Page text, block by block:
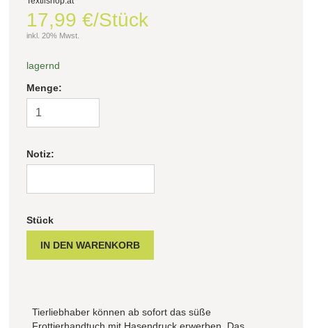
17,99 €/Stück
inkl. 20% Mwst.
lagernd
Menge:
Notiz:
Stück
Tierliebhaber können ab sofort das süße